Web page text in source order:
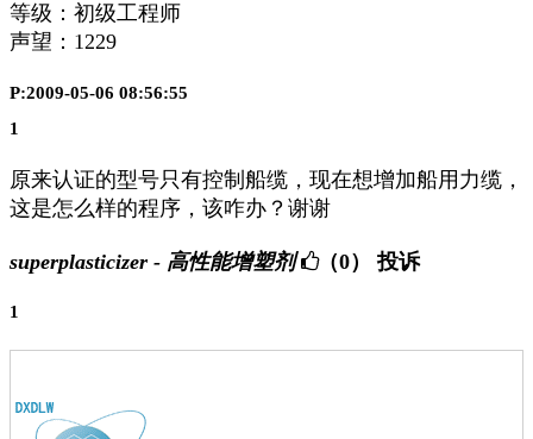
等级：初级工程师
声望： 1229
P:2009-05-06 08:56:55
1
原来认证的型号只有控制船缆，现在想增加船用力缆，
这是怎么样的程序，该咋办？谢谢
superplasticizer - 高性能增塑剂 （0） 投诉
1